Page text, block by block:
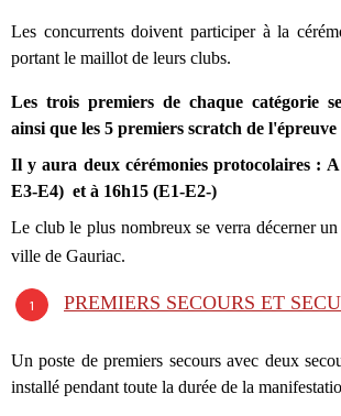
Les concurrents doivent participer à la
portant le maillot de leurs clubs.
Les trois premiers de chaque catégorie
ainsi que les 5 premiers scratch de
Il y aura deux cérémonies protocolaires :
E3-E4) et à 16h15 (E1-E2-)
Le club le plus nombreux se verra décerner
ville de Gauriac.
PREMIERS SECOURS ET
Un poste de premiers secours avec deux
installé pendant toute la durée de la